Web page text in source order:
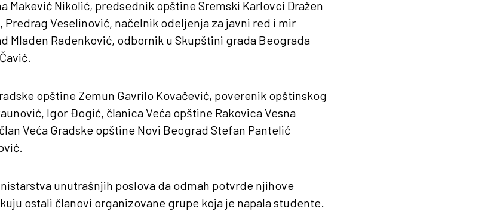
Makević Nikolić, predsednik opštine Sremski Karlovci Dražen
Predrag Veselinović, načelnik odeljenja za javni red i mir
Mladen Radenković, odbornik u Skupštini grada Beograda
opštine Zemun Gavrilo Kovačević, poverenik opštinskog
Igor Đogić, članica Veća opštine Rakovica Vesna
Veća Gradske opštine Novi Beograd Stefan Pantelić
unutrašnjih poslova da odmah potvrde njihove
ostali članovi organizovane grupe koja je napala studente.